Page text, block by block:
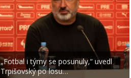
„Fotbal i týmy se posunuly,“ uvedl
Trpišovský po losu…